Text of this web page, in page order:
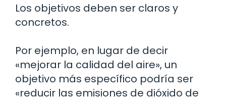
Los objetivos deben ser claros y
concretos.
Por ejemplo, en lugar de decir
«mejorar la calidad del aire», un
objetivo más específico podría ser
«reducir las emisiones de dióxido de